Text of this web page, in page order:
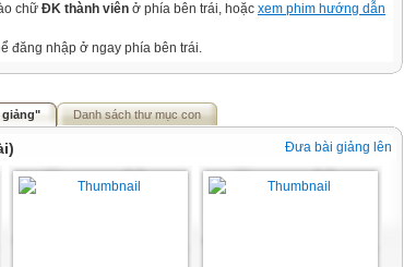
chữ ĐK thành viên ở phía bên trái, hoặc xem phim hướng dẫn
đăng nhập ở ngay phía bên trái.
giảng" Danh sách thư mục con
Đưa bài giảng lên